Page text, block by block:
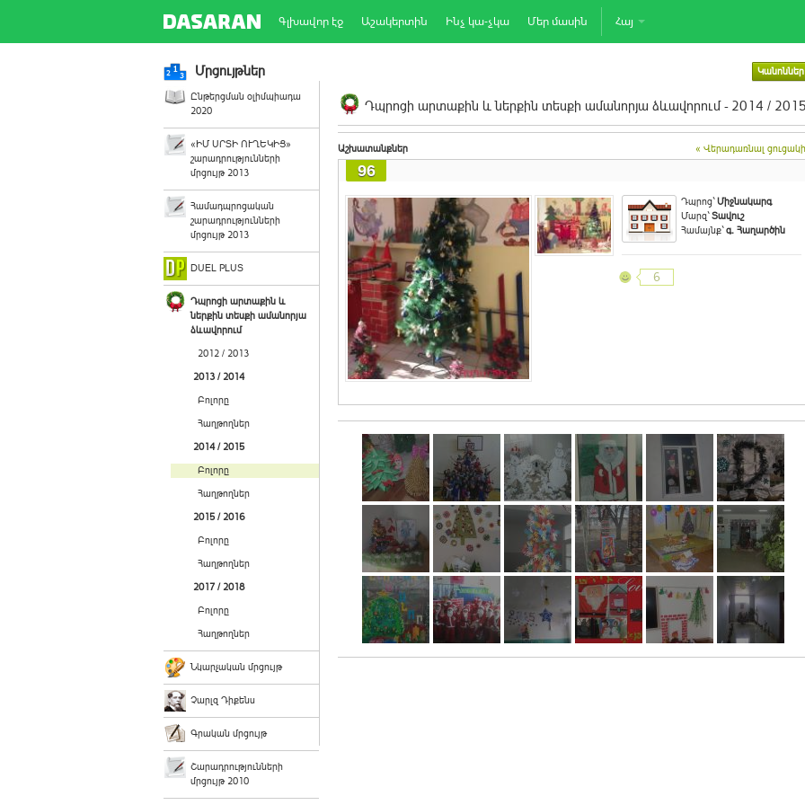
Գլխավոր էջ Աշակերտին Ինչ կա-չկա Մեր մասին Հայ
Մրցույթներ Կանոններ
Ընթերցման օլիմպիադա
2020
«ԻՄ ՍՐՏԻ ՈՒՂԵԿԻՑ»
շարադրությունների
մրցույթ 2013
Համադպրոցական
շարադրությունների
մրցույթ 2013
DUEL PLUS
Դպրոցի արտաքին և
ներքին տեսքի ամանորյա
ձևավորում
2012 / 2013
2013 / 2014
Բոլորը
Հաղթողներ
2014 / 2015
Բոլորը
Հաղթողներ
2015 / 2016
Բոլորը
Հաղթողներ
2017 / 2018
Բոլորը
Հաղթողներ
Նկարչական մրցույթ
Չարլզ Դիքենս
Գրական մրցույթ
Շարադրությունների
մրցույթ 2010
Դպրոցի արտաքին և ներքին տեսքի ամանորյա ձևավորում - 2014 / 2015
Աշխատանքներ « Վերադառնալ
96
Դպրոց`Միջնակարգ
Մարզ`Տավուշ
Համայնք`գ. Հաղարծին
6